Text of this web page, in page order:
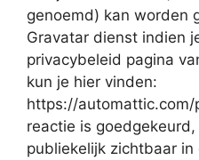
genoemd) kan worden
Gravatar dienst indien
privacybeleid pagina
kun je hier vinden:
https://automattic.com/
reactie is
publiekelijk zichtbaar